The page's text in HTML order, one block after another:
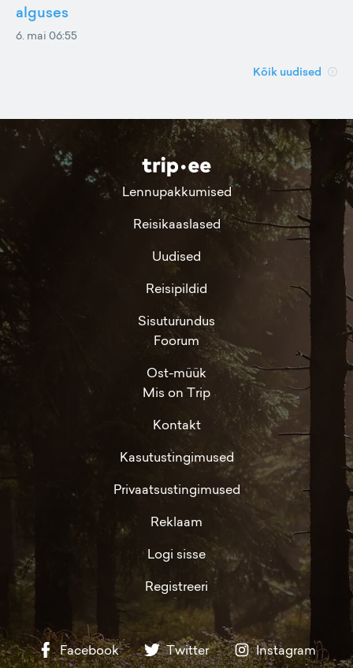
alguses
6. mai 06:55
Kõik uudised
Lennupakkumised
Reisikaaslased
Uudised
Reisipildid
Sisuturundus
Foorum
Ost-müük
Mis on Trip
Kontakt
Kasutustingimused
Privaatsustingimused
Reklaam
Logi sisse
Registreeri
Facebook Twitter Instagram